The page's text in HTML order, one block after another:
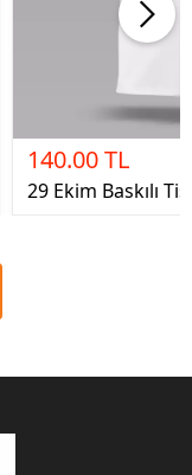
140.00 TL
29 Ekim Baskılı